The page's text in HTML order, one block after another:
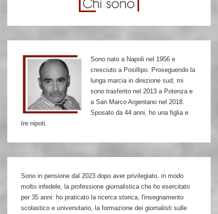
Sono nato a Napoli nel 1956 e
cresciuto a Posillipo. Proseguendo la
lunga marcia in direzione sud, mi
sono trasferito nel 2013 a Potenza e
a San Marco Argentano nel 2018.
Sposato da 44 anni, ho una figlia e
tre nipoti.
Sono in pensione dal 2023 dopo aver privilegiato, in modo
molto infedele, la professione giornalistica che ho esercitato
per 35 anni: ho praticato la ricerca storica, l'insegnamento
scolastico e universitario, la formazione dei giornalisti sulle